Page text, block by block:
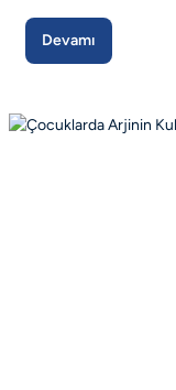
Devamı